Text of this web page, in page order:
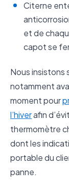
Citerne
et de
capot se
Nous insistons
notamment
moment pour
l’hiverafin
thermomètre
dont les
portable du
panne.